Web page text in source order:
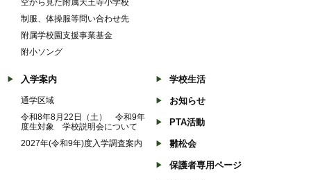
空から見た附属天王寺小学校
制服、体操服等問い合わせ先
附属学校園支援事業基金
附小ソング
入学案内
通学区域
令和8年8月22日（土） 令和9年
度生対象 学校説明会について
2027年(令和9年)度入学調査案内
学校生活
お知らせ
PTA活動
雛松会
保護者専用ページ